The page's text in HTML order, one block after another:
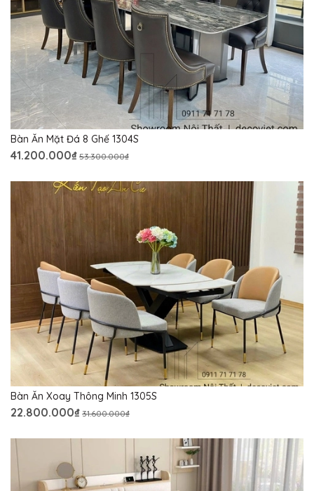
Bàn Ăn Mặt Đá 8 Ghế 1304S
41.200.000₫ 53.300.000₫
Bàn Ăn Xoay Thông Minh 1305S
22.800.000₫ 31.600.000₫